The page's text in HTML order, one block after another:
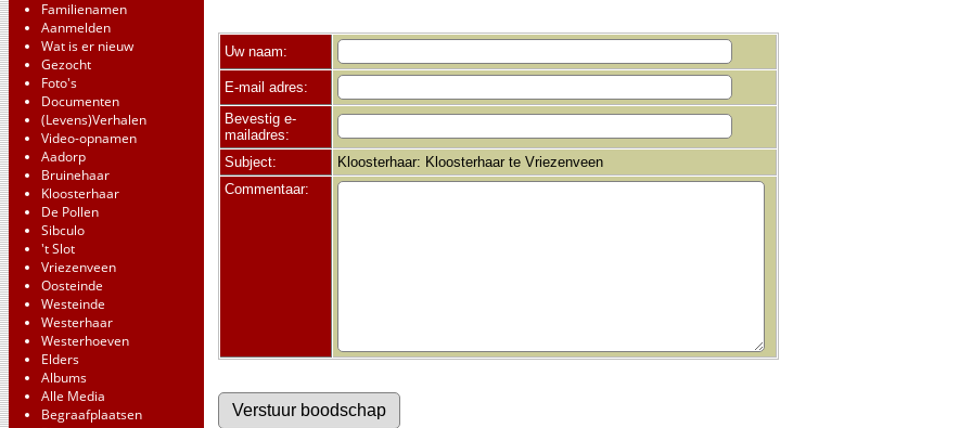
Familienamen
Aanmelden
Wat is er nieuw
Gezocht
Foto's
Documenten
(Levens)Verhalen
Video-opnamen
Aadorp
Bruinehaar
Kloosterhaar
De Pollen
Sibculo
't Slot
Vriezenveen
Oosteinde
Westeinde
Westerhaar
Westerhoeven
Elders
Albums
Alle Media
Begraafplaatsen
Uw naam:
E-mail adres:
Bevestig e-
mailadres:
Subject:
Kloosterhaar: Kloosterhaar te Vriezenveen
Commentaar: